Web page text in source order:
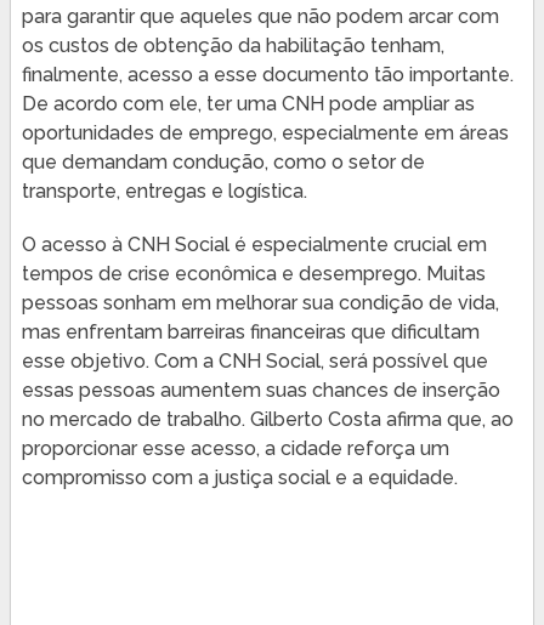
para garantir que aqueles que não podem arcar com
os custos de obtenção da habilitação tenham,
finalmente, acesso a esse documento tão importante.
De acordo com ele, ter uma CNH pode ampliar as
oportunidades de emprego, especialmente em áreas
que demandam condução, como o setor de
transporte, entregas e logística.
O acesso à CNH Social é especialmente crucial em
tempos de crise econômica e desemprego. Muitas
pessoas sonham em melhorar sua condição de vida,
mas enfrentam barreiras financeiras que dificultam
esse objetivo. Com a CNH Social, será possível que
essas pessoas aumentem suas chances de inserção
no mercado de trabalho. Gilberto Costa afirma que, ao
proporcionar esse acesso, a cidade reforça um
compromisso com a justiça social e a equidade.